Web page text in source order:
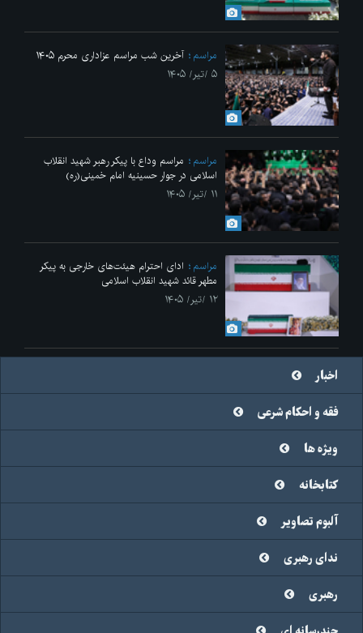
مراسم
آخرین شب مراسم عزاداری محرم ۱۴۰۵
۵ /تیر/ ۱۴۰۵
مراسم
مراسم وداع با پیکر رهبر شهید انقلاب
اسلامی در جوار حسینیه امام خمینی(ره)
۱۱ /تیر/ ۱۴۰۵
مراسم
ادای احترام هیئت‌های خارجی به پیکر
مطهر قائد شهید انقلاب اسلامی
۱۲ /تیر/ ۱۴۰۵
اخبار
فقه و احکام شرعی
ویژه ها
کتابخانه
آلبوم تصاویر
ندای رهبری
رهبری